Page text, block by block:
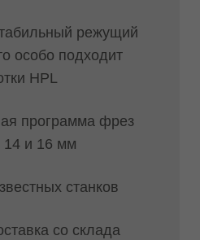
режущий
особо подходит
HPL
программа фрез
14 и 16 мм
станков
со склада